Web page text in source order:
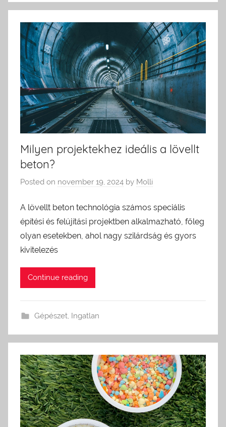
Milyen projektekhez ideális a lövellt
beton?
Posted on november 19, 2024 by Molli
A lövellt beton technológia számos speciális
építési és felújítási projektben alkalmazható, főleg
olyan esetekben, ahol nagy szilárdság és gyors
kivitelezés
Continue reading
Gépészet, Ingatlan